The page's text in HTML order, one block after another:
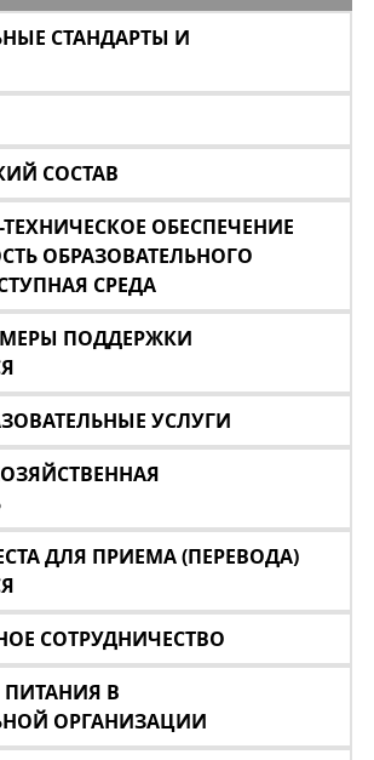
СТАНДАРТЫ И
СОСТАВ
ОБЕСПЕЧЕНИЕ
ОБРАЗОВАТЕЛЬНОГО
СРЕДА
ПОДДЕРЖКИ
УСЛУГИ
ДЛЯ ПРИЕМА (ПЕРЕВОДА)
СОТРУДНИЧЕСТВО
В
ОРГАНИЗАЦИИ